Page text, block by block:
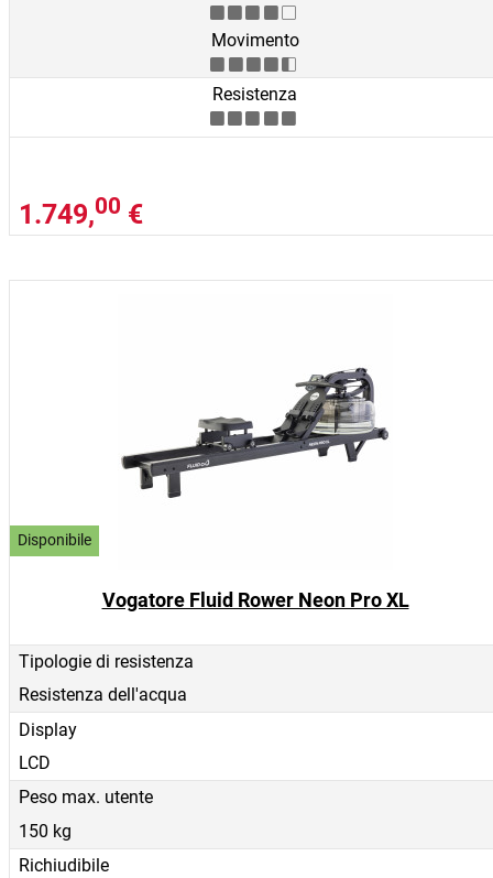
Movimento
Resistenza
1.749,00 €
Disponibile
Vogatore Fluid Rower Neon Pro XL
Tipologie di resistenza
Resistenza dell'acqua
Display
LCD
Peso max. utente
150 kg
Richiudibile